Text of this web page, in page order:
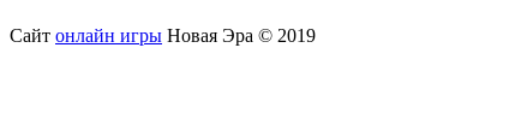
Сайт онлайн игры Новая Эра © 2019